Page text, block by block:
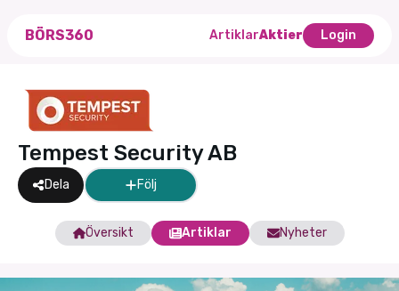
BÖRS360 ArtiklarAktier Login
Tempest Security AB
Dela Följ
Översikt Artiklar Nyheter